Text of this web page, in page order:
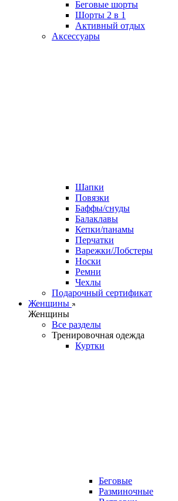
Беговые шорты
Шорты 2 в 1
Активный отдых
Аксессуары
Шапки
Повязки
Баффы/снуды
Балаклавы
Кепки/панамы
Перчатки
Варежки/Лобстеры
Носки
Ремни
Чехлы
Подарочный сертификат
Женщины
Женщины
Все разделы
Тренировочная одежда
Куртки
Беговые
Разминочные